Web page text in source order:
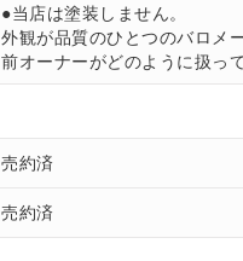
●当店は塗装しません。
外観が品質のひとつのバロメ
前オーナーがどのように扱っ
売約済
売約済